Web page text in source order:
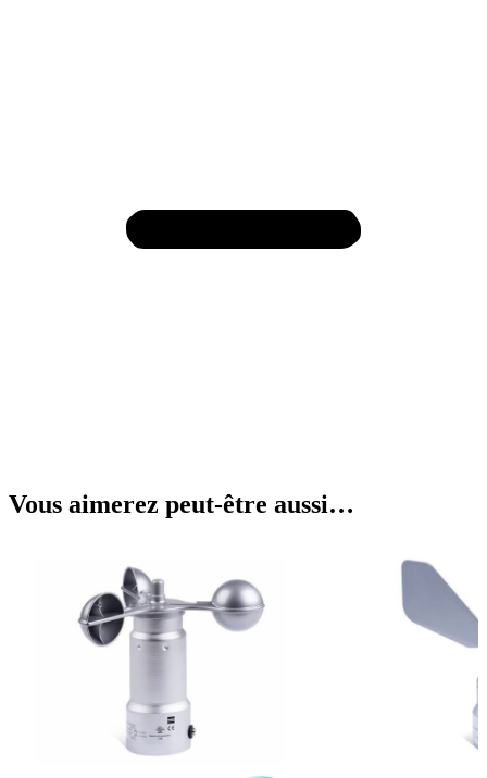
Vous aimerez peut-être aussi…